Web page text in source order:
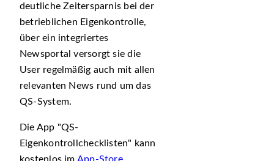
deutliche Zeitersparnis bei der
betrieblichen Eigenkontrolle,
über ein integriertes
Newsportal versorgt sie die
User regelmäßig auch mit allen
relevanten News rund um das
QS-System.
Die App
QS-
Eigenkontrollchecklisten
kann